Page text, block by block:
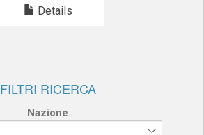
Details
FILTRI RICERCA
Nazione